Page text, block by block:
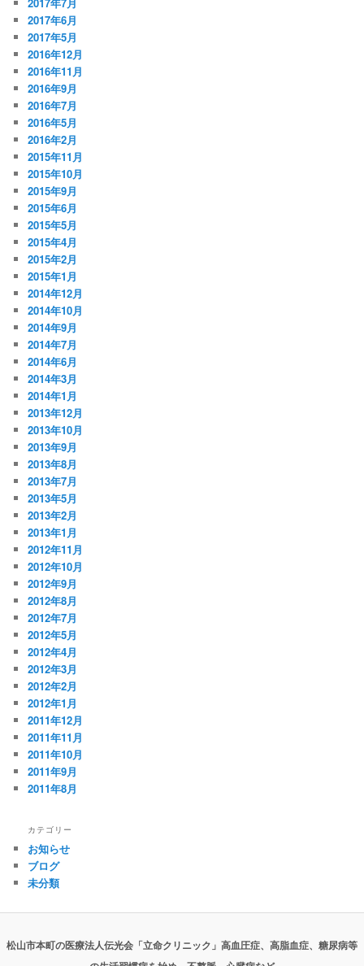
2017年6月
2017年5月
2016年12月
2016年11月
2016年9月
2016年7月
2016年5月
2016年2月
2015年11月
2015年10月
2015年9月
2015年6月
2015年5月
2015年4月
2015年2月
2015年1月
2014年12月
2014年10月
2014年9月
2014年7月
2014年6月
2014年3月
2014年1月
2013年12月
2013年10月
2013年9月
2013年8月
2013年7月
2013年5月
2013年2月
2013年1月
2012年11月
2012年10月
2012年9月
2012年8月
2012年7月
2012年5月
2012年4月
2012年3月
2012年2月
2012年1月
2011年12月
2011年11月
2011年10月
2011年9月
2011年8月
カテゴリー
お知らせ
ブログ
未分類
松山市本町の医療法人伝光会「立命クリニック」高血圧症、高脂血症、糖尿病等